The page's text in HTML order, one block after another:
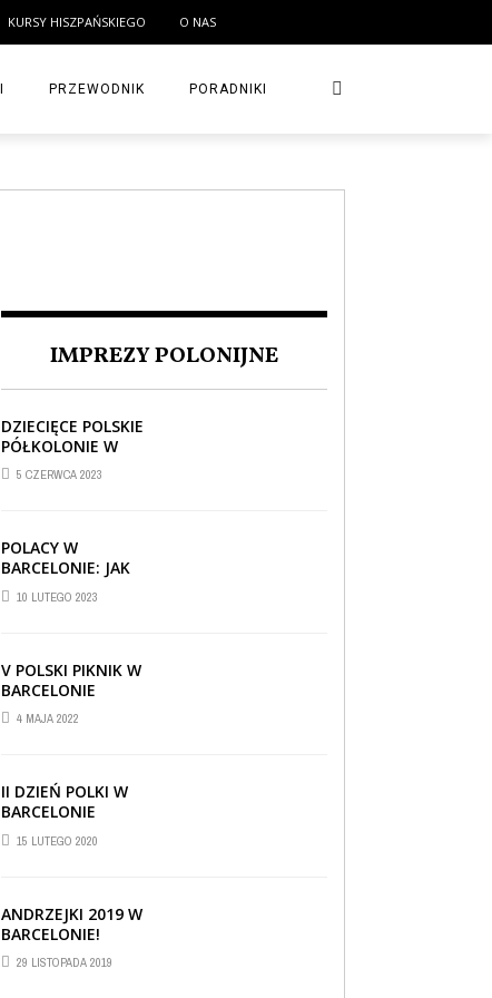
KURSY HISZPAŃSKIEGO O NAS
PRZEWODNIK PORADNIKI
IMPREZY POLONIJNE
DZIECIĘCE POLSKIE
PÓŁKOLONIE W
BARCELONIE
5 CZERWCA 2023
POLACY W
BARCELONIE: JAK
RADZĄ SOBIE ZA
GRANICĄ
10 LUTEGO 2023
V POLSKI PIKNIK W
BARCELONIE
4 MAJA 2022
II DZIEŃ POLKI W
BARCELONIE
15 LUTEGO 2020
ANDRZEJKI 2019 W
BARCELONIE!
29 LISTOPADA 2019